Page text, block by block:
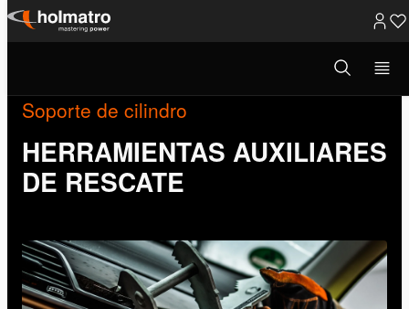
Ir
Abrir
ventana
de
Soporte de cilindro
HERRAMIENTAS AUXILIARES
DE RESCATE